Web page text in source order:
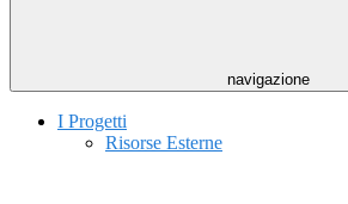
navigazione
I Progetti
Risorse Esterne